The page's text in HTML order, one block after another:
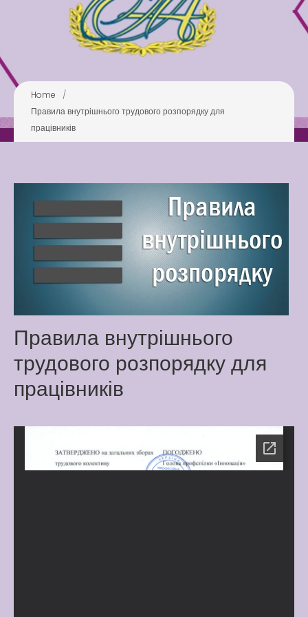
Play is Our Brain’s Favorite
Way
New Friends Everyday at
Latter match class
Swimming Lessons at New
Pool
Play is Our Brain’s Favorite
New Friends Everyday at
Kiddie
Home
/
Правила внутрішнього трудового розпорядку для
працівників
Правила внутрішнього
трудового розпорядку для
працівників